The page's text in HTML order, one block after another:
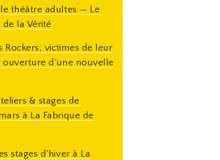
théâtre adultes — Le
la Vérité
Rockers, victimes de leur
ouverture d’une nouvelle
& stages de
à La Fabrique de
stages d’hiver à La